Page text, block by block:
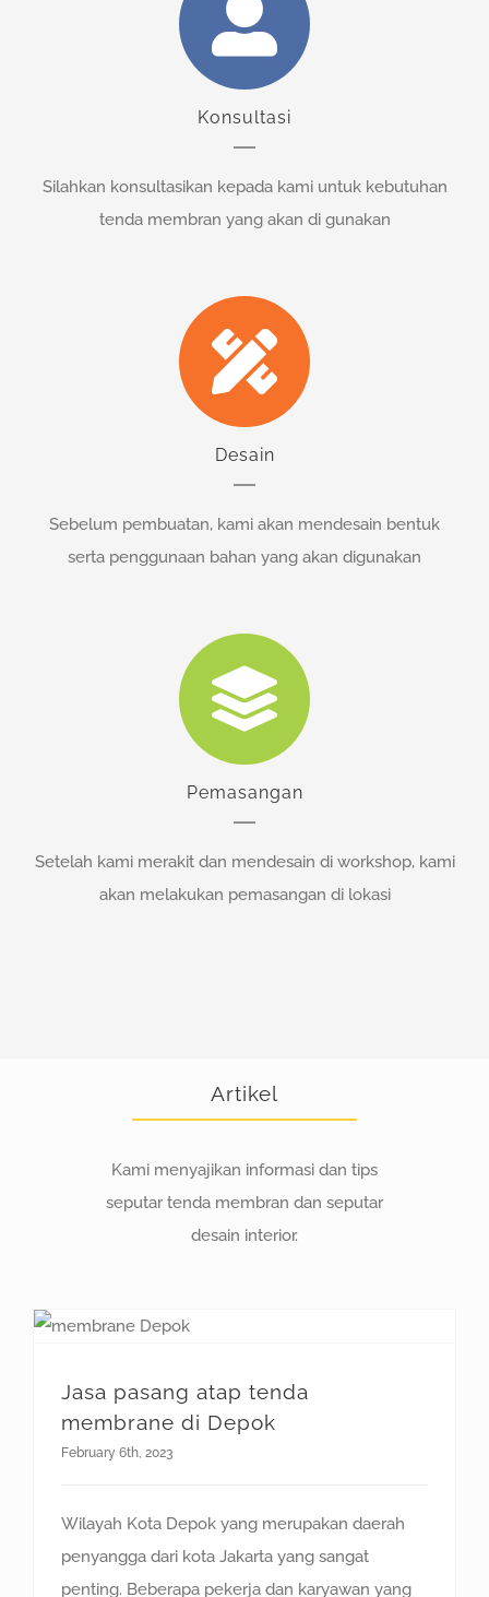
Konsultasi
Silahkan konsultasikan kepada kami untuk kebutuhan
tenda membran yang akan di gunakan
Desain
Sebelum pembuatan, kami akan mendesain bentuk
serta penggunaan bahan yang akan digunakan
Pemasangan
Setelah kami merakit dan mendesain di workshop, kami
akan melakukan pemasangan di lokasi
Artikel
Kami menyajikan informasi dan tips
seputar tenda membran dan seputar
desain interior.
Jasa pasang atap tenda
membrane di Depok
February 6th, 2023
Wilayah Kota Depok yang merupakan daerah
penyangga dari kota Jakarta yang sangat
penting. Beberapa pekerja dan karyawan yang